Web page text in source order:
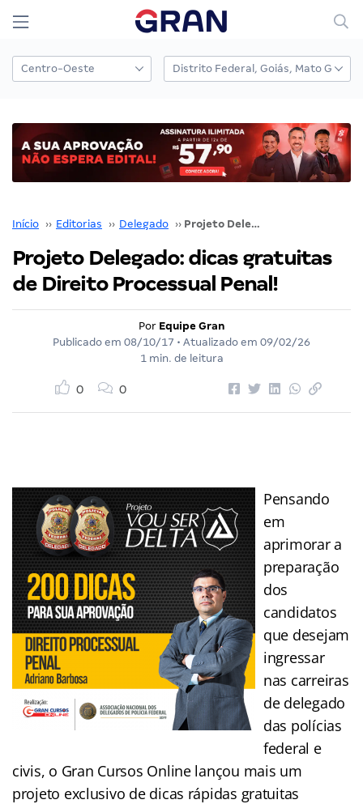
Início ›› Editorias ›› Delegado ›› Projeto Delegado: dicas gratuitas de Direito Processual Penal!
Projeto Delegado: dicas gratuitas
de Direito Processual Penal!
Por Equipe Gran
Publicado em 08/10/17 • Atualizado em 09/02/26
1 min. de leitura
0 0
Pensando
em
aprimorar a
preparação
dos
candidatos
que desejam
ingressar
nas carreiras
de delegado
das polícias
federal e
civis, o Gran Cursos Online lançou mais um
projeto exclusivo de dicas rápidas gratuitas